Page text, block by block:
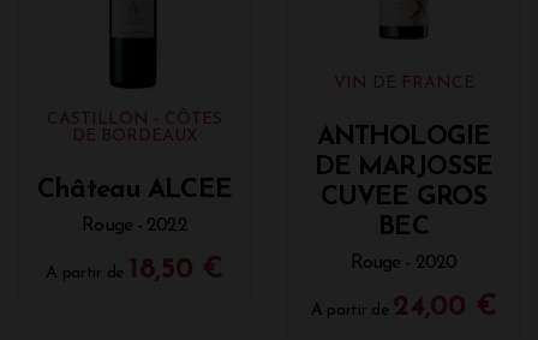
CASTILLON - CÔTES
DE BORDEAUX
Château ALCEE
Rouge - 2022
A partir de 18,50 €
VIN DE FRANCE
ANTHOLOGIE
DE MARJOSSE
CUVEE GROS
BEC
Rouge - 2020
A partir de 24,00 €